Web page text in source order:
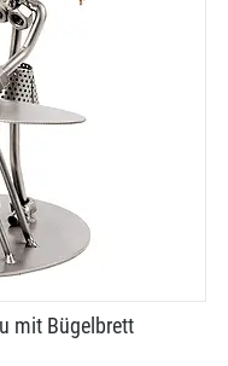
mit Bügelbrett